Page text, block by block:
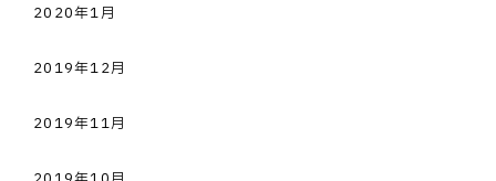
2020年1月
2019年12月
2019年11月